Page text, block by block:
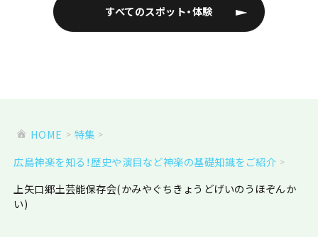
すべてのスポット・体験
HOME
特集
広島神楽を知る！歴史や演目など神楽の基礎知識をご紹介
上矢口郷土芸能保存会(かみやぐちきょうどげいのうほぞんか
い)